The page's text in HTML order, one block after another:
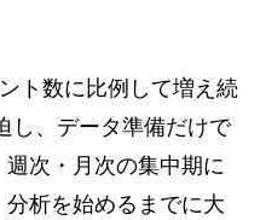
ト数に比例して増え続
し、データ準備だけで
次・月次の集中期に
析を始めるまでに大